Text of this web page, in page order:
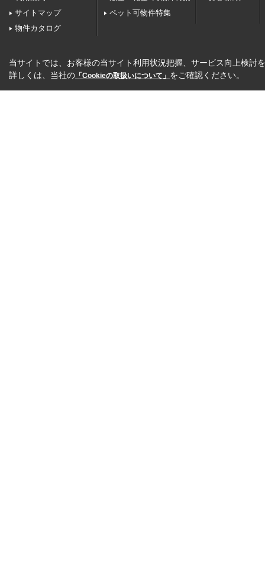
サイトマップ
物件カタログ
ペット可物件特集
当サイトでは、お客様の当サイト利用状況把握、サービス向上検討
詳しくは、当社の 「Cookieの取扱いについて」 をご確認ください。